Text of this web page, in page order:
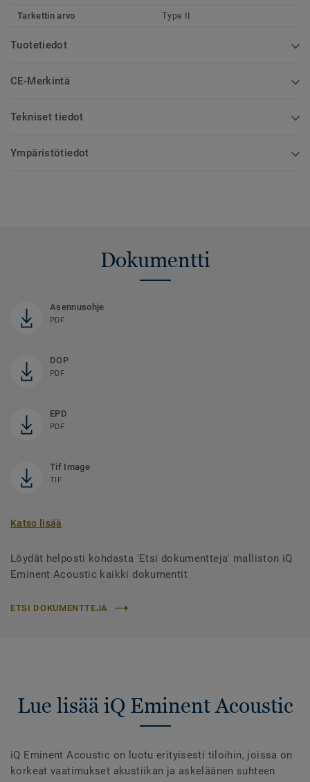
Tarkettin arvo Type II
Tuotetiedot
CE-Merkintä
Tekniset tiedot
Ympäristötiedot
Dokumentti
Asennusohje
PDF
DOP
PDF
EPD
PDF
Tif Image
TIF
Katso lisää
Löydät helposti kohdasta 'Etsi dokumentteja' malliston iQ
Eminent Acoustic kaikki dokumentit
ETSI DOKUMENTTEJA
Lue lisää iQ Eminent Acoustic
iQ Eminent Acoustic on luotu erityisesti tiloihin, joissa on
korkeat vaatimukset akustiikan ja askeläänen suhteen